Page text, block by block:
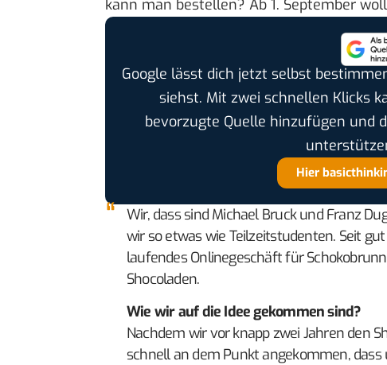
kann man bestellen? Ab 1. September
Google lässt dich jetzt selbst
siehst. Mit zwei schnellen Klicks
bevorzugte Quelle hinzufügen und
Hier
Wir, dass sind Michael Bruck und Franz
wir so etwas wie Teilzeitstudenten. Seit
laufendes Onlinegeschäft für
Shocoladen.
Wie wir auf die Idee gekommen sind?
Nachdem wir vor knapp zwei Jahren den
schnell an dem Punkt angekommen,